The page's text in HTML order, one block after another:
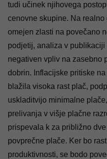
tudi učinek njihovega
cenovne skupine. Na
omejen zlasti na povečano
podjetij, analiza v
negativen vpliv na zasebno
dobrin. Inflacijske pritiske
blažila visoka rast plač,
uskladitvijo minimalne
prelivanja v višje plačne
prispevala k za približno
povprečne plače. Ker bo
produktivnosti, se bodo